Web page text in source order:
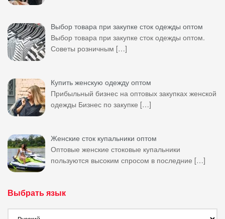
Выбор товара при закупке сток одежды оптом
Выбор товара при закупке сток одежды оптом.
Советы розничным […]
Купить женскую одежду оптом
Прибыльный бизнес на оптовых закупках женской
одежды Бизнес по закупке […]
Женские сток купальники оптом
Оптовые женские стоковые купальники
пользуются высоким спросом в последние […]
Выбрать язык